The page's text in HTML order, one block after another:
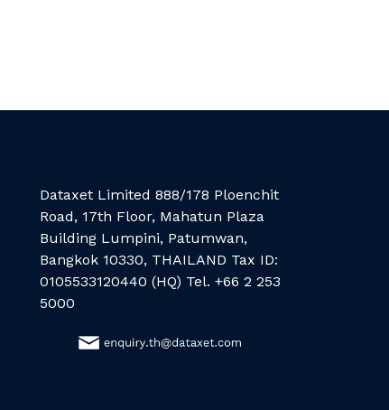
Dataxet Limited 888/178 Ploenchit
Road, 17th Floor, Mahatun Plaza
Building Lumpini, Patumwan,
Bangkok 10330, THAILAND Tax ID:
0105533120440 (HQ) Tel. +66 2 253
5000